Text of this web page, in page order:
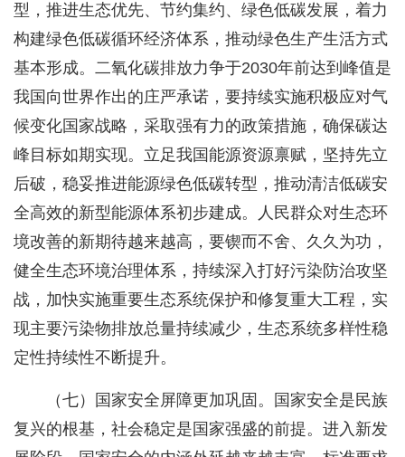
型，推进生态优先、节约集约、绿色低碳发展，着力
构建绿色低碳循环经济体系，推动绿色生产生活方式
基本形成。二氧化碳排放力争于2030年前达到峰值是
我国向世界作出的庄严承诺，要持续实施积极应对气
候变化国家战略，采取强有力的政策措施，确保碳达
峰目标如期实现。立足我国能源资源禀赋，坚持先立
后破，稳妥推进能源绿色低碳转型，推动清洁低碳安
全高效的新型能源体系初步建成。人民群众对生态环
境改善的新期待越来越高，要锲而不舍、久久为功，
健全生态环境治理体系，持续深入打好污染防治攻坚
战，加快实施重要生态系统保护和修复重大工程，实
现主要污染物排放总量持续减少，生态系统多样性稳
定性持续性不断提升。
（七）国家安全屏障更加巩固。国家安全是民族
复兴的根基，社会稳定是国家强盛的前提。进入新发